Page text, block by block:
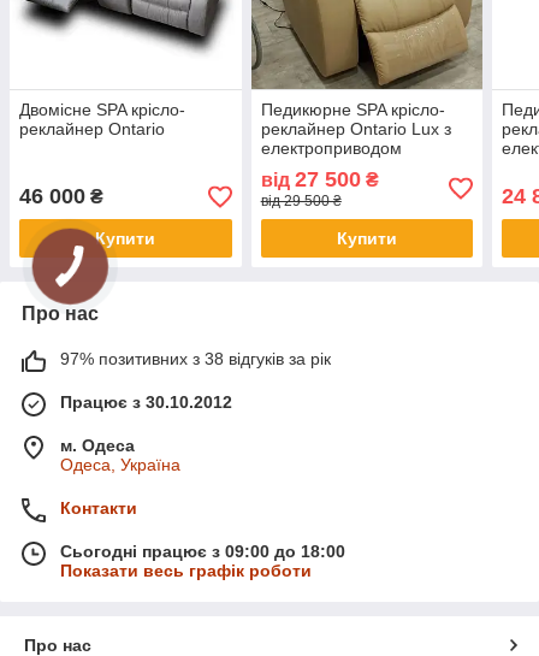
Двомісне SPA крісло-
реклайнер Ontario
46 000 ₴
Купити
Педикюрне SPA крісло-
реклайнер Ontario Lux з
електроприводом
від 27 500₴
від 29 500 ₴
Купити
24
Про нас
97% позитивних з 38 відгуків за рік
Працює з 30.10.2012
м. Одеса
Одеса, Україна
Контакти
Сьогодні працює з 09:00 до 18:00
Показати весь графік роботи
Про нас